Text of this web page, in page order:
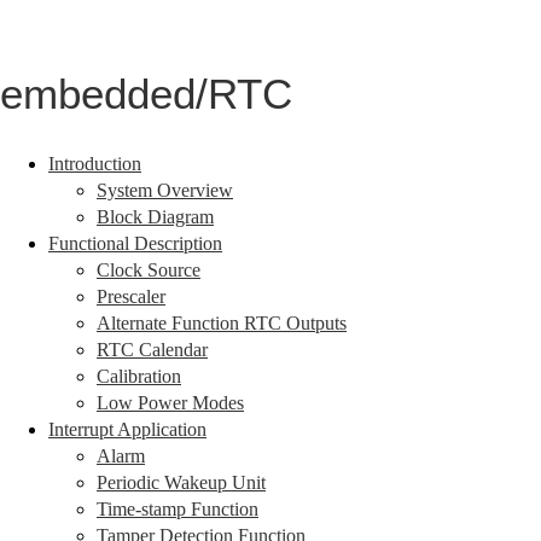
embedded/RTC
Introduction
System Overview
Block Diagram
Functional Description
Clock Source
Prescaler
Alternate Function RTC Outputs
RTC Calendar
Calibration
Low Power Modes
Interrupt Application
Alarm
Periodic Wakeup Unit
Time-stamp Function
Tamper Detection Function